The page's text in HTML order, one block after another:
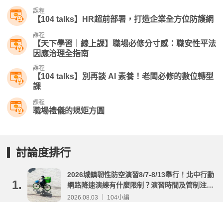
課程
【104 talks】HR超前部署，打造企業全方位防護網
課程
【天下學習｜線上課】職場必修分寸感：職安性平法
因應治理全指南
課程
【104 talks】別再談 AI 素養！老闆必修的數位轉型
課​
課程
職場禮儀的規矩方圓
討論度排行
1.
2026城鎮韌性防空演習8/7-8/13舉行！北中行動
網路降速演練有什麼限制？演習時間及管制注意
事項整理
2026.08.03 ｜ 104小編